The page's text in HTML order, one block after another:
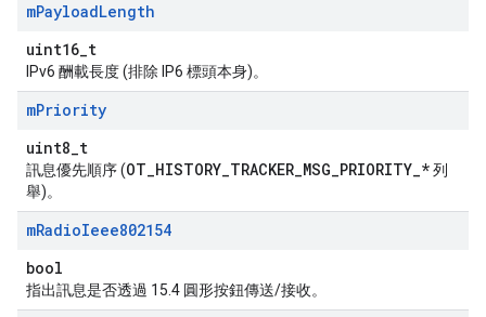
mPayloadLength
uint16_t
IPv6 酬載長度 (排除 IP6 標頭本身)。
mPriority
uint8_t
訊息優先順序 (OT_HISTORY_TRACKER_MSG_PRIORITY_*列
舉)。
mRadioIeee802154
bool
指出訊息是否透過 15.4 圓形按鈕傳送/接收。